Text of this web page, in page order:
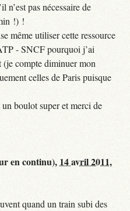
n’est pas nécessaire de
!) !
même utiliser cette ressource
- SNCF pourquoi j’ai
(je compte diminuer mon
celles de Paris puisque
boulot super et merci de
en continu), 14 avril 2011,
quand un train subi des